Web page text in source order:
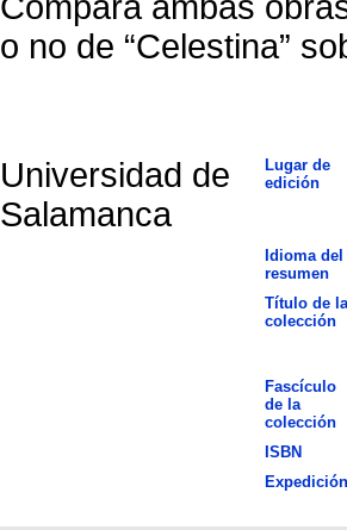
o no de “Celestina”
Universidad de
Salamanca
Lugar de
edición
Idioma del
resumen
Título de la
colección
Fascículo
de la
colección
ISBN
Expedición